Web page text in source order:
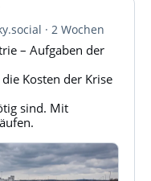
2 Wochen
– Aufgaben der
Kosten der Krise
sind. Mit